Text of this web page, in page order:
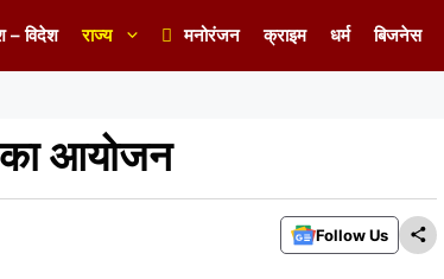
– विदेश राज्य मनोरंजन क्राइम धर्म बिजनेस
का आयोजन
Follow Us